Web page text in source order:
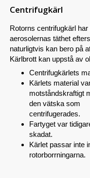
Centrifugkärl
Rotorns centrifugkärl
aerosolernas täthet
naturligtvis kan bero på
Kärlbrott kan uppstå av
Centrifugkärlets
Kärlets material
motståndskraftigt
den vätska som
centrifugerades.
Fartyget var
skadat.
Kärlet passar inte
rotorborrningarna.